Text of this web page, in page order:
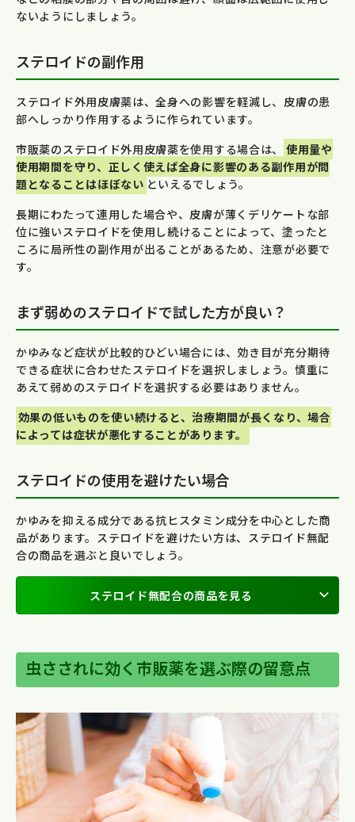
ないようにしましょう。
ステロイドの副作用
ステロイド外用皮膚薬は、全身への影響を軽減し、皮膚の患
部へしっかり作用するように作られています。
市販薬のステロイド外用皮膚薬を使用する場合は、
使用量や
使用期間を守り、正しく使えば全身に影響のある副作用が問
題となることはほぼない といえるでしょう。
長期にわたって連用した場合や、皮膚が薄くデリケートな部
位に強いステロイドを使用し続けることによって、塗ったと
ころに局所性の副作用が出ることがあるため、注意が必要で
す。
まず弱めのステロイドで試した方が良い？
かゆみなど症状が比較的ひどい場合には、効き目が充分期待
できる症状に合わせたステロイドを選択しましょう。慎重に
あえて弱めのステロイドを選択する必要はありません。
効果の低いものを使い続けると、治療期間が長くなり、場合
によっては症状が悪化することがあります。
ステロイドの使用を避けたい場合
かゆみを抑える成分である抗ヒスタミン成分を中心とした商
品があります。ステロイドを避けたい方は、ステロイド無配
合の商品を選ぶと良いでしょう。
ステロイド無配合の商品を見る
虫さされに効く市販薬を選ぶ際の留意点